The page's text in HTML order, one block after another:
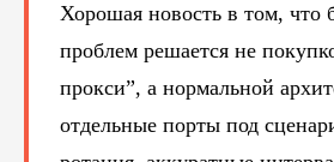
Хорошая новость в том, что
проблем решается не
прокси”, а нормальной
отдельные порты под